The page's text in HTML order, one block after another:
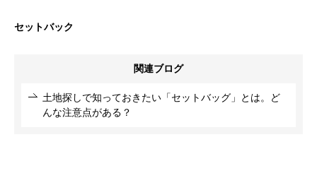
セットバック
関連ブログ
土地探しで知っておきたい「セットバッグ」とは。ど
んな注意点がある？